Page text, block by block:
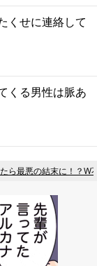
くせに連絡して
くる男性は脈あ
ら最悪の結末に！？W